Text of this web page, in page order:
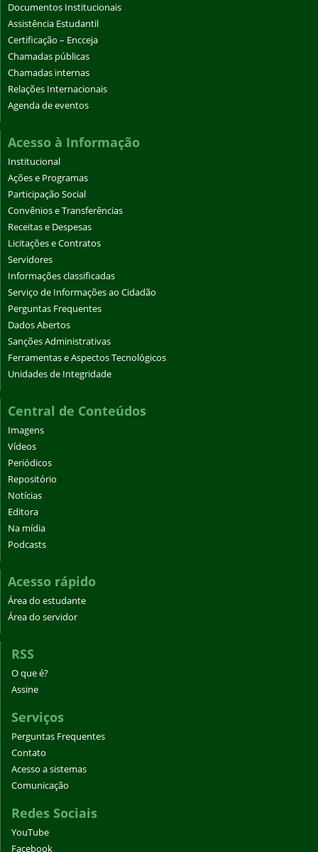
Documentos Institucionais
Assistência Estudantil
Certificação – Encceja
Chamadas públicas
Chamadas internas
Relações Internacionais
Agenda de eventos
Acesso à Informação
Institucional
Ações e Programas
Participação Social
Convênios e Transferências
Receitas e Despesas
Licitações e Contratos
Servidores
Informações classificadas
Serviço de Informações ao Cidadão
Perguntas Frequentes
Dados Abertos
Sanções Administrativas
Ferramentas e Aspectos Tecnológicos
Unidades de Integridade
Central de Conteúdos
Imagens
Vídeos
Periódicos
Repositório
Notícias
Editora
Na mídia
Podcasts
Acesso rápido
Área do estudante
Área do servidor
RSS
O que é?
Assine
Serviços
Perguntas Frequentes
Contato
Acesso a sistemas
Comunicação
Redes Sociais
YouTube
Facebook